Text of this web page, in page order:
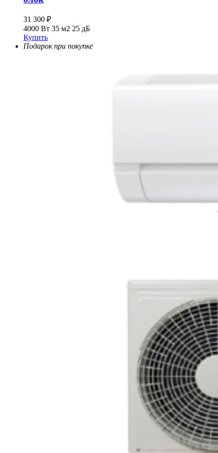
31 300 ₽
4000 Вт 35 м2 25 дБ
Купить
Подарок при покупке